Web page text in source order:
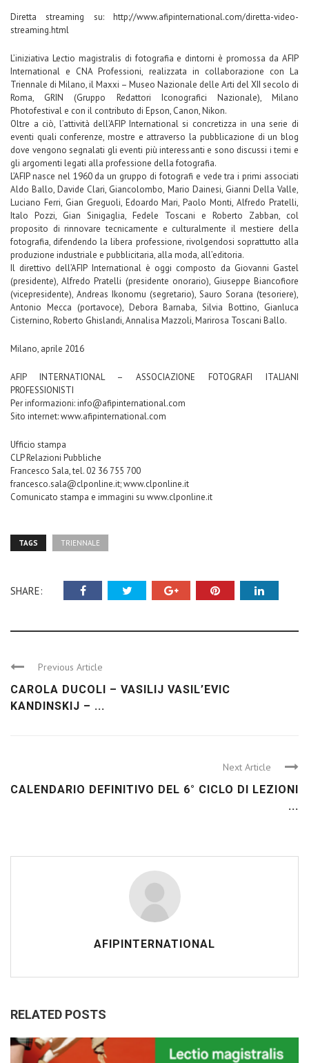
Diretta streaming su: http://www.afipinternational.com/diretta-video-
streaming.html
L’iniziativa Lectio magistralis di fotografia e dintorni è promossa da AFIP
International e CNA Professioni, realizzata in collaborazione con La
Triennale di Milano, il Maxxi – Museo Nazionale delle Arti del XII secolo di
Roma, GRIN (Gruppo Redattori Iconografici Nazionale), Milano
Photofestival e con il contributo di Epson, Canon, Nikon.
Oltre a ciò, l’attività dell’AFIP International si concretizza in una serie di
eventi quali conferenze, mostre e attraverso la pubblicazione di un blog
dove vengono segnalati gli eventi più interessanti e sono discussi i temi e
gli argomenti legati alla professione della fotografia.
L’AFIP nasce nel 1960 da un gruppo di fotografi e vede tra i primi associati
Aldo Ballo, Davide Clari, Giancolombo, Mario Dainesi, Gianni Della Valle,
Luciano Ferri, Gian Greguoli, Edoardo Mari, Paolo Monti, Alfredo Pratelli,
Italo Pozzi, Gian Sinigaglia, Fedele Toscani e Roberto Zabban, col
proposito di rinnovare tecnicamente e culturalmente il mestiere della
fotografia, difendendo la libera professione, rivolgendosi soprattutto alla
produzione industriale e pubblicitaria, alla moda, all’editoria.
Il direttivo dell’AFIP International è oggi composto da Giovanni Gastel
(presidente), Alfredo Pratelli (presidente onorario), Giuseppe Biancofiore
(vicepresidente), Andreas Ikonomu (segretario), Sauro Sorana (tesoriere),
Antonio Mecca (portavoce), Debora Barnaba, Silvia Bottino, Gianluca
Cisternino, Roberto Ghislandi, Annalisa Mazzoli, Marirosa Toscani Ballo.
Milano, aprile 2016
AFIP INTERNATIONAL – ASSOCIAZIONE FOTOGRAFI ITALIANI
PROFESSIONISTI
Per informazioni: info@afipinternational.com
Sito internet: www.afipinternational.com
Ufficio stampa
CLP Relazioni Pubbliche
Francesco Sala, tel. 02 36 755 700
francesco.sala@clponline.it; www.clponline.it
Comunicato stampa e immagini su www.clponline.it
TAGS TRIENNALE
SHARE:
Previous Article
CAROLA DUCOLI – VASILIJ VASIL’EVIC
KANDINSKIJ – ...
Next Article
CALENDARIO DEFINITIVO DEL 6° CICLO DI LEZIONI
...
AFIPINTERNATIONAL
RELATED POSTS